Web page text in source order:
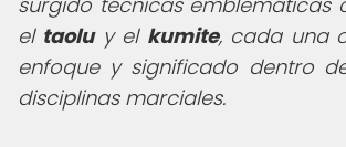
el taoluy el kumite, cada una
enfoque y significado dentro
disciplinas marciales.